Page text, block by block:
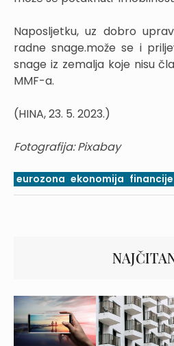
Naposljetku, uz dobro
radne snage.može se i
snage iz zemalja koje nisu
MMF-a.
(HINA, 23. 5. 2023.)
Fotografija: Pixabay
eurozona ekonomija financije